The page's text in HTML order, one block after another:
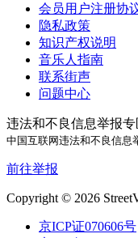
会员用户注册协
隐私政策
知识产权说明
音乐人指南
联系街声
问题中心
违法和不良信息举报专
中国互联网违法和不良信息
前往举报
Copyright © 2026
京ICP证070606号